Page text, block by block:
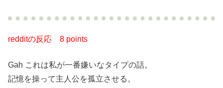
redditの反応 8 points
Gah これは私が一番嫌いなタイプの話。
記憶を操って主人公を孤立させる。